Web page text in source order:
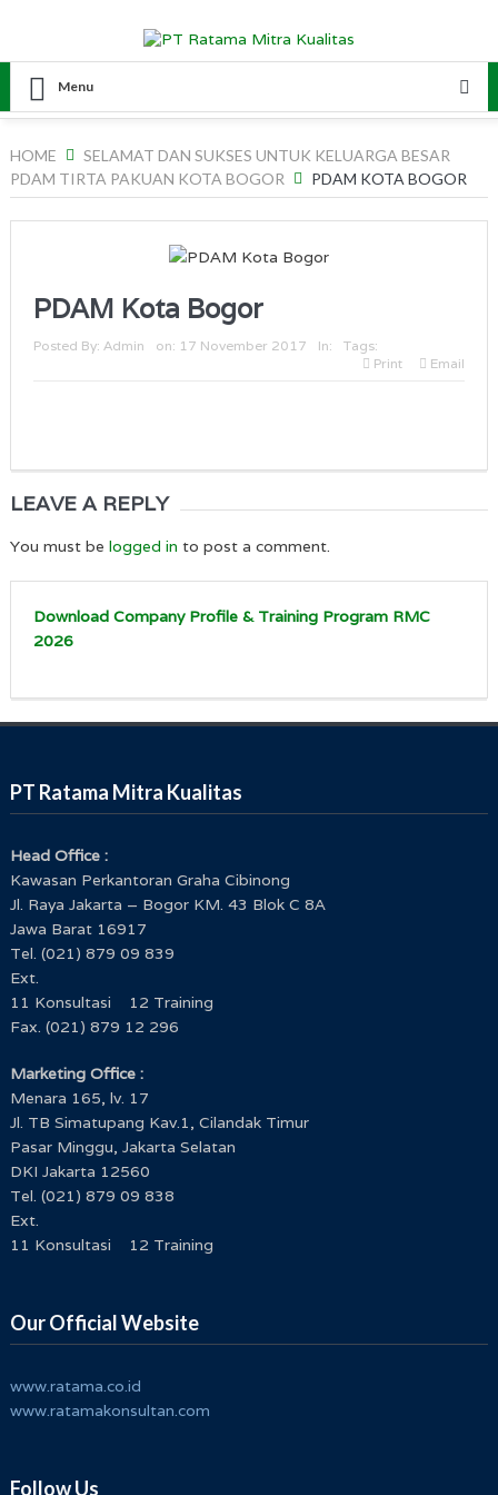
Menu
HOME
SELAMAT DAN SUKSES UNTUK KELUARGA BESAR
PDAM TIRTA PAKUAN KOTA BOGOR
PDAM KOTA BOGOR
PDAM Kota Bogor
Posted By: Admin on: 17 November 2017 In:
Tags:
Print
Email
LEAVE A REPLY
You must be logged in to post a comment.
Download Company Profile & Training Program RMC
2026
PT Ratama Mitra Kualitas
Head Office :
Kawasan Perkantoran Graha Cibinong
Jl. Raya Jakarta – Bogor KM. 43 Blok C 8A
Jawa Barat 16917
Tel. (021) 879 09 839
Ext.
11 Konsultasi 12 Training
Fax. (021) 879 12 296
Marketing Office :
Menara 165, lv. 17
Jl. TB Simatupang Kav.1, Cilandak Timur
Pasar Minggu, Jakarta Selatan
DKI Jakarta 12560
Tel. (021) 879 09 838
Ext.
11 Konsultasi 12 Training
Our Official Website
www.ratama.co.id
www.ratamakonsultan.com
Follow Us